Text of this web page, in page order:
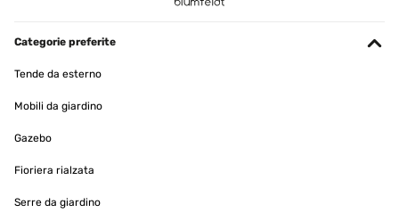
Categorie preferite
Tende da esterno
Mobili da giardino
Gazebo
Fioriera rialzata
Serre da giardino